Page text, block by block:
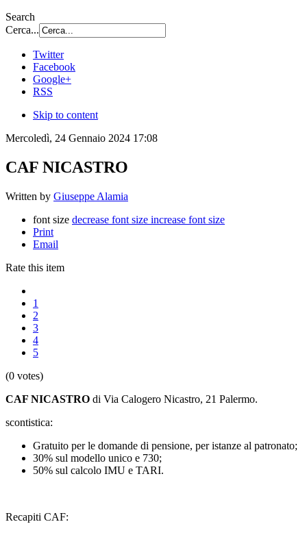
Search
Cerca...
Twitter
Facebook
Google+
RSS
Skip to content
Mercoledì, 24 Gennaio 2024 17:08
CAF NICASTRO
Written by Giuseppe Alamia
font size decrease font size increase font size
Print
Email
Rate this item
1
2
3
4
5
(0 votes)
CAF NICASTRO di Via Calogero Nicastro, 21 Palermo.
scontistica:
Gratuito per le domande di pensione, per istanze al patronato;
30% sul modello unico e 730;
50% sul calcolo IMU e TARI.
Recapiti CAF: